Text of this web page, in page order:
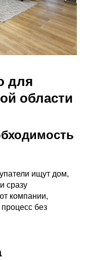
для
области
ищут дом,
сразу
компании,
без